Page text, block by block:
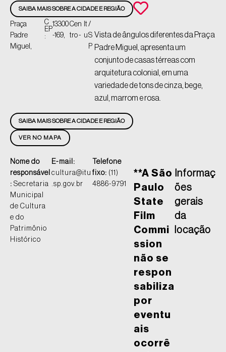
SAIBA MAIS SOBRE A CIDADE E REGIÃO
Praça
Padre
Miguel,
C
EP
:
13300
-169,
Cen
tro -
It
u
/
S
P
Vista de ângulos diferentes da Praça
Padre Miguel, apresenta um
conjunto de casas térreas com
arquitetura colonial, em uma
variedade de tons de cinza, bege,
azul, marrom e rosa.
VER NO MAPA
SAIBA MAIS SOBRE A CIDADE E REGIÃO
Nome do
responsável
: Secretaria
Municipal
de Cultura
e do
Patrimônio
Histórico
E-mail:
cultura@itu
.sp.gov.br
Telefone
fixo: (11)
4886-9791
**A São
Paulo
State
Film
Commi
ssion
não se
respon
sabiliza
por
eventu
ais
ocorrê
Informaç
ões
gerais
da
locação